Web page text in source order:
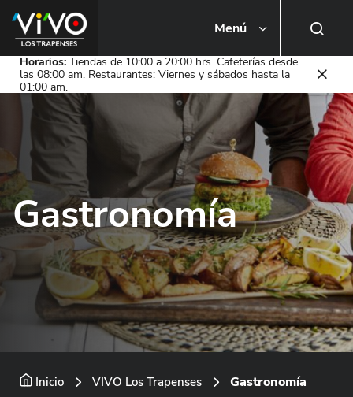
Menú
Busca una tienda o local
Horarios: Tiendas de 10:00 a 20:00 hrs. Cafeterías desde
las 08:00 am. Restaurantes: Viernes y sábados hasta la
01:00 am.
Gastronomía
Inicio VIVO Los Trapenses Gastronomía